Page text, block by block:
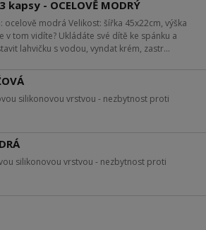
- OCELOVĚ MODRÝ
ocelově modrá Velikost: šířka 45x22cm, výška
tom vidíte? Ukládáte své dítě ke spánku a
lahvičku s vodou, vyndat krém, zastr...
silikonovou vrstvou - nezbytnost proti
silikonovou vrstvou - nezbytnost proti